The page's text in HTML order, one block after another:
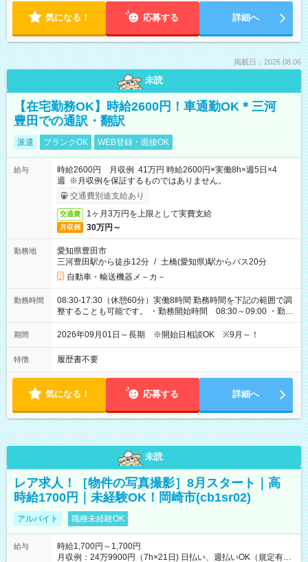
気になる！ 応募する 詳細へ
掲載日：2026.08.06
未読
【在宅勤務OK】時給2600円！車通勤OK＊三河
豊田での通訳・翻訳
派遣 ブランクOK WEB登録・面接OK
給与
時給2600円 月収例 41万円 時給2600円×実働8h×週5日×4
週 ※月収例を保証するものではありません。
交通費別途支給あり
交通費 1ヶ月3万円を上限として実費支給
月収例 30万円～
勤務地
愛知県豊田市
三河豊田駅から徒歩12分 / 土橋(愛知県)駅からバス20分
自動車・輸送機器メ－カ－
勤務時間
08:30-17:30（休憩60分）実働8時間 勤務時間を下記の範囲で調
整することも可能です。 ・勤務開始時間 08:30～09:00 ・勤務
終了時間 17:30～18:00
期間 2026年09月01日～長期 ※開始日相談OK ※9月～！
特徴 履歴書不要
気になる！ 応募する 詳細へ
未読
レア求人！［物件の写真撮影］8月スタート｜高
時給1700円｜未経験OK！岡崎市(cb1sr02)
アルバイト 職種未経験OK
給与
時給1,700円～1,700円
月収例：24万9900円（7h×21日) 日払い、週払いOK（規定有